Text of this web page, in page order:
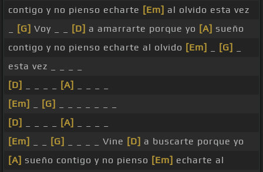
contigo y no pienso echarte [Em] al olvido esta vez
[G] Voy _ _ [D] a amarrarte porque yo [A] sueño
contigo y no pienso echarte al olvido [Em] [G]
esta vez _ _ _ _
[D]
[A]
[Em]
[G]
[D]
[A]
[Em]
[G] _ _ _ _ Vine [D] a buscarte porque yo
[A] sueño contigo y no pienso [Em] echarte al